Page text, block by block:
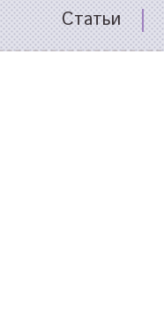
Статьи